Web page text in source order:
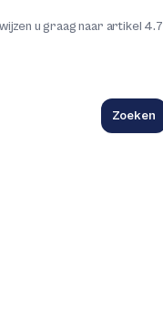
u graag naar artikel 4.7
Zoeken